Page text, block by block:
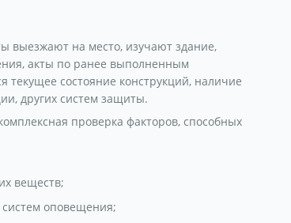
выезжают на место, изучают здание,
акты по ранее выполненным
состояние конструкций, наличие
других систем защиты.
проверка факторов, способных
веществ;
систем оповещения;